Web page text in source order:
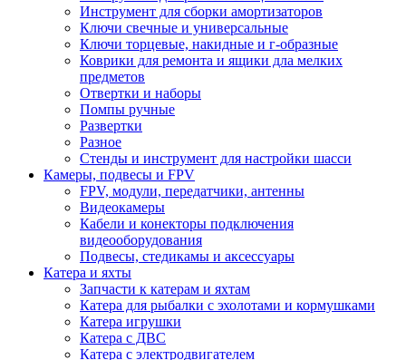
Инструмент для сборки амортизаторов
Ключи свечные и универсальные
Ключи торцевые, накидные и г-образные
Коврики для ремонта и ящики дла мелких
предметов
Отвертки и наборы
Помпы ручные
Развертки
Разное
Стенды и инструмент для настройки шасси
Камеры, подвесы и FPV
FPV, модули, передатчики, антенны
Видеокамеры
Кабели и конекторы подключения
видеооборудования
Подвесы, стедикамы и аксессуары
Катера и яхты
Запчасти к катерам и яхтам
Катера для рыбалки с эхолотами и кормушками
Катера игрушки
Катера с ДВС
Катера с электродвигателем